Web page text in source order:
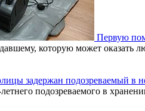
Первую
которую может оказать
задержан подозреваемый в
подозреваемого в